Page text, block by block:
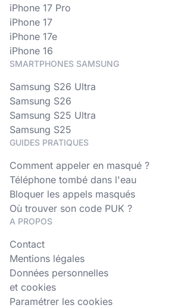
iPhone 17 Pro
iPhone 17
iPhone 17e
iPhone 16
SMARTPHONES SAMSUNG
Samsung S26 Ultra
Samsung S26
Samsung S25 Ultra
Samsung S25
GUIDES PRATIQUES
Comment appeler en masqué ?
Téléphone tombé dans l'eau
Bloquer les appels masqués
Où trouver son code PUK ?
A PROPOS
Contact
Mentions légales
Données personnelles
et cookies
Paramétrer les cookies